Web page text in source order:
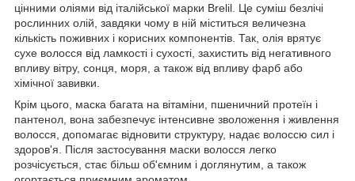
цінними оліями від італійської марки Brelil. Це суміш безлічі
рослинних олій, завдяки чому в ній міститься величезна
кількість поживних і корисних компонентів. Так, олія врятує
сухе волосся від ламкості і сухості, захистить від негативного
впливу вітру, сонця, моря, а також від впливу фарб або
хімічної завивки.
Крім цього, маска багата на вітаміни, пшеничний протеїн і
пантенол, вона забезпечує інтенсивне зволоження і живлення
волосся, допомагає відновити структуру, надає волоссю сил і
здоров'я. Після застосування маски волосся легко
розчісується, стає більш об'ємним і доглянутим, а також